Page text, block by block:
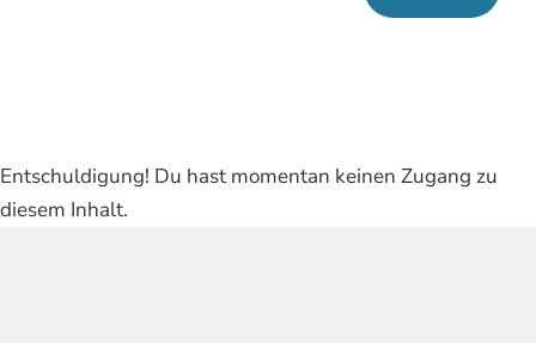
Entschuldigung! Du hast momentan keinen Zugang zu
diesem Inhalt.